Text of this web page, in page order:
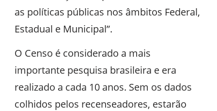
as políticas públicas nos âmbitos Federal,
Estadual e Municipal”.
O Censo é considerado a mais
importante pesquisa brasileira e era
realizado a cada 10 anos. Sem os dados
colhidos pelos recenseadores, estarão